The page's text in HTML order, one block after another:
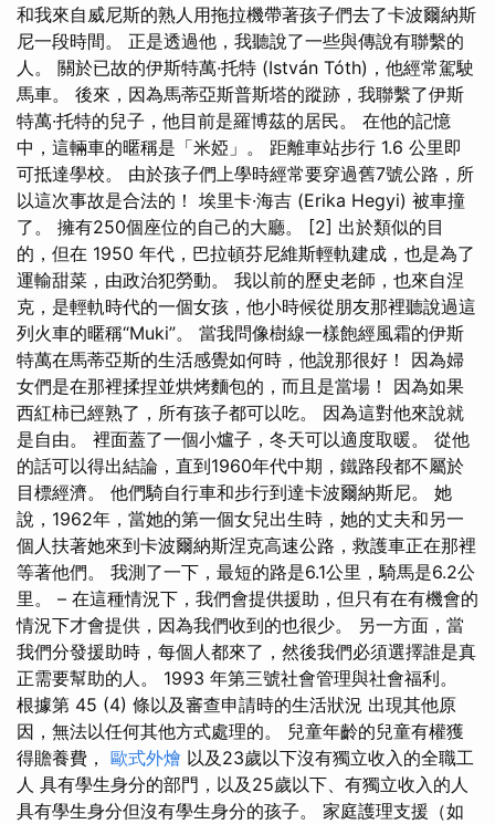
和我來自威尼斯的熟人用拖拉機帶著孩子們去了卡波爾納斯
尼一段時間。 正是透過他，我聽說了一些與傳說有聯繫的
人。 關於已故的伊斯特萬·托特 (István Tóth)，他經常駕駛
馬車。 後來，因為馬蒂亞斯普斯塔的蹤跡，我聯繫了伊斯
特萬·托特的兒子，他目前是羅博茲的居民。 在他的記憶
中，這輛車的暱稱是「米婭」。 距離車站步行 1.6 公里即
可抵達學校。 由於孩子們上學時經常要穿過舊7號公路，所
以這次事故是合法的！ 埃里卡·海吉 (Erika Hegyi) 被車撞
了。 擁有250個座位的自己的大廳。 [2] 出於類似的目
的，但在 1950 年代，巴拉頓芬尼維斯輕軌建成，也是為了
運輸甜菜，由政治犯勞動。 我以前的歷史老師，也來自涅
克，是輕軌時代的一個女孩，他小時候從朋友那裡聽說過這
列火車的暱稱“Muki”。 當我問像樹線一樣飽經風霜的伊斯
特萬在馬蒂亞斯的生活感覺如何時，他說那很好！ 因為婦
女們是在那裡揉捏並烘烤麵包的，而且是當場！ 因為如果
西紅柿已經熟了，所有孩子都可以吃。 因為這對他來說就
是自由。 裡面蓋了一個小爐子，冬天可以適度取暖。 從他
的話可以得出結論，直到1960年代中期，鐵路段都不屬於
目標經濟。 他們騎自行車和步行到達卡波爾納斯尼。 她
說，1962年，當她的第一個女兒出生時，她的丈夫和另一
個人扶著她來到卡波爾納斯涅克高速公路，救護車正在那裡
等著他們。 我測了一下，最短的路是6.1公里，騎馬是6.2公
里。 – 在這種情況下，我們會提供援助，但只有在有機會的
情況下才會提供，因為我們收到的也很少。 另一方面，當
我們分發援助時，每個人都來了，然後我們必須選擇誰是真
正需要幫助的人。 1993 年第三號社會管理與社會福利。
根據第 45 (4) 條以及審查申請時的生活狀況 出現其他原
因，無法以任何其他方式處理的。 兒童年齡的兒童有權獲
得贍養費， 歐式外燴 以及23歲以下沒有獨立收入的全職工
人 具有學生身分的部門，以及25歲以下、有獨立收入的人
具有學生身分但沒有學生身分的孩子。 家庭護理支援（如